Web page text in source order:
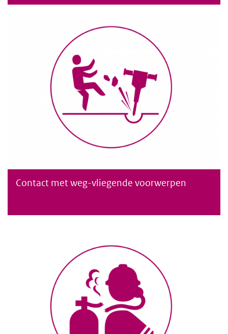
Contact met wegvliegende voorwerpen
Contact met weg-vliegende voorwerpen